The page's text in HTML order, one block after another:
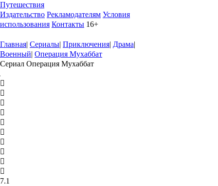
Путешествия
Издательство Рекламодателям Условия
использования Контакты 16+
Главная| Сериалы| Приключения| Драма|
Военный| Операция Мухаббат
Сериал Операция Мухаббат
7.1